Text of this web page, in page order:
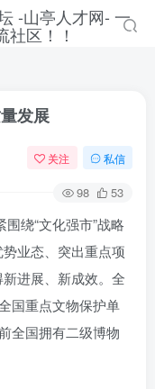
发展
关注 私信
98 53
绕“文化强市”战略
业态、突出重点项
进展、新成效。全
国重点文物保护单
全国拥有二级博物